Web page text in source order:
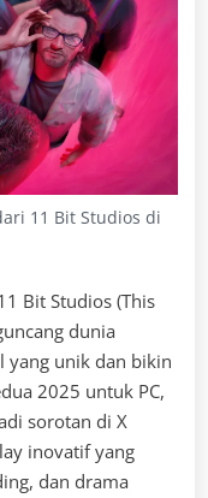
11 Bit Studios di
Bit Studios (This
dunia
yang unik dan bikin
2025 untuk PC,
sorotan di X
inovatif yang
dan drama